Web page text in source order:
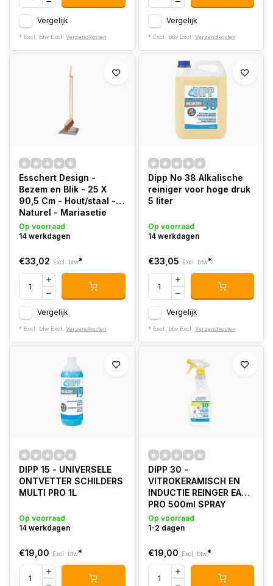
Vergelijk
* Excl. btw Excl. Verzendkosten
Vergelijk
* Excl. btw Excl. Verzendkosten
Esschert Design -
Bezem en Blik - 25 X
90,5 Cm - Hout/staal -
Naturel - Mariasetje
Op voorraad
14 werkdagen
€33,02 Excl. btw*
Vergelijk
* Excl. btw Excl. Verzendkosten
Dipp No 38 Alkalische
reiniger voor hoge druk
5 liter
Op voorraad
14 werkdagen
€33,05 Excl. btw*
Vergelijk
* Excl. btw Excl. Verzendkosten
DIPP 15 - UNIVERSELE
ONTVETTER SCHILDERS
MULTI PRO 1L
Op voorraad
14 werkdagen
€19,00 Excl. btw*
DIPP 30 -
VITROKERAMISCH EN
INDUCTIE REINGER EASY
PRO 500ml SPRAY
Op voorraad
1-2 dagen
€19,00 Excl. btw*